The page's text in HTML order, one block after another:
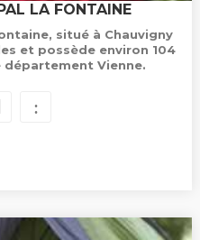
LA FONTAINE
situé à Chauvigny
et possède environ 104
département Vienne.